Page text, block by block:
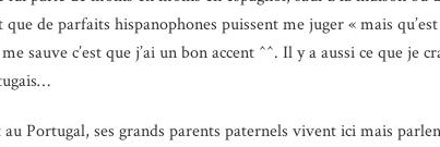
de parfaits hispanophones puissent me juger « mais
sauve c’est que j’ai un bon accent ^^. Il y a aussi ce que je
Portugal, ses grands parents paternels vivent ici mais